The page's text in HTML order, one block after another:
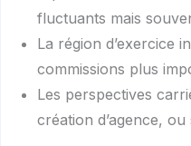
fluctuants mais
La région d’exercice
commissions plus
Les perspectives
création d’agence,